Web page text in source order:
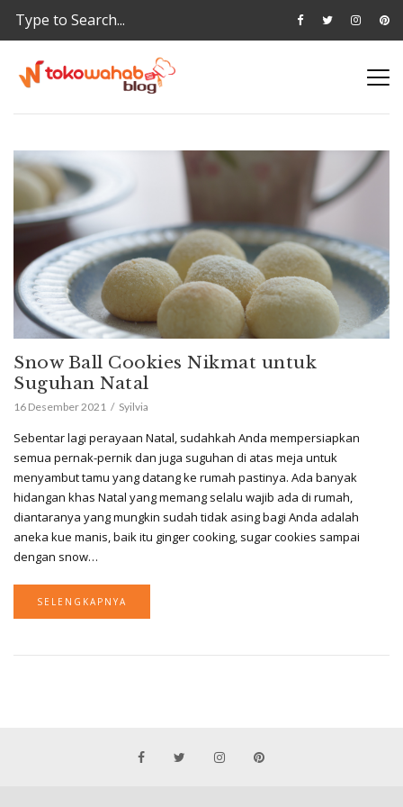
Snow Ball Cookies Nikmat untuk
Suguhan Natal
16 Desember 2021 Syilvia
Sebentar lagi perayaan Natal, sudahkah Anda mempersiapkan
semua pernak-pernik dan juga suguhan di atas meja untuk
menyambut tamu yang datang ke rumah pastinya. Ada banyak
hidangan khas Natal yang memang selalu wajib ada di rumah,
diantaranya yang mungkin sudah tidak asing bagi Anda adalah
aneka kue manis, baik itu ginger cooking, sugar cookies sampai
dengan snow…
SELENGKAPNYA